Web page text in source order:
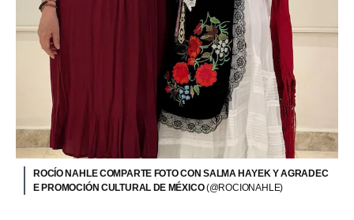
ROCÍO NAHLE COMPARTE FOTO CON SALMA HAYEK Y AGRADEC
E PROMOCIÓN CULTURAL DE MÉXICO(@ROCIONAHLE)